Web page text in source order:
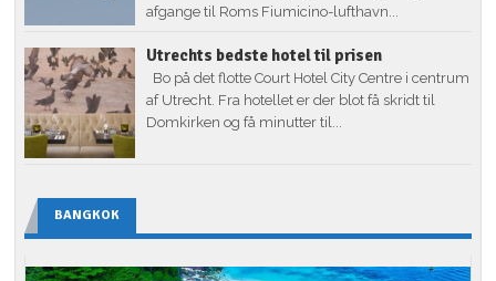
afgange til Roms Fiumicino-lufthavn...
Utrechts bedste hotel til prisen
Bo på det flotte Court Hotel City Centre i centrum
af Utrecht. Fra hotellet er der blot få skridt til
Domkirken og få minutter til...
BANGKOK